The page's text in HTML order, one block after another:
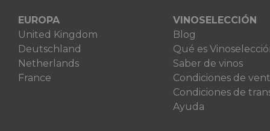
EUROPA
United Kingdom
Deutschland
Netherlands
France
VINOSELECCIÓN
Blog
Qué es
Saber de vinos
Condiciones de
Condiciones de
Ayuda